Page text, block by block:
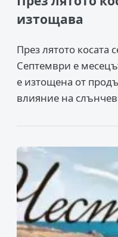
изтощава
През лятото косата
Септември е
е изтощена от
влияние на